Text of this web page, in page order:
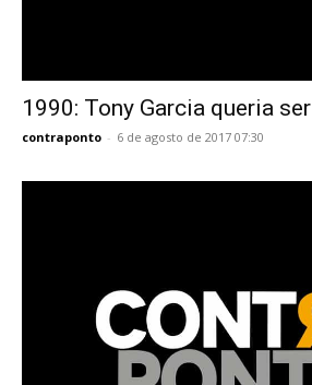
1990: Tony Garcia queria
contraponto - 6 de agosto de 2017 07:30